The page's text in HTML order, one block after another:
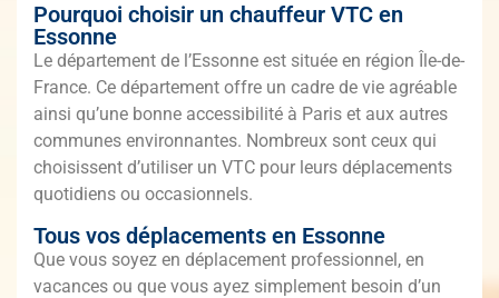
Pourquoi choisir un chauffeur VTC en
Essonne
Le département de l’Essonne est située en région Île-de-
France. Ce département offre un cadre de vie agréable
ainsi qu’une bonne accessibilité à Paris et aux autres
communes environnantes. Nombreux sont ceux qui
choisissent d’utiliser un VTC pour leurs déplacements
quotidiens ou occasionnels.
Tous vos déplacements en Essonne
Que vous soyez en déplacement professionnel, en
vacances ou que vous ayez simplement besoin d’un